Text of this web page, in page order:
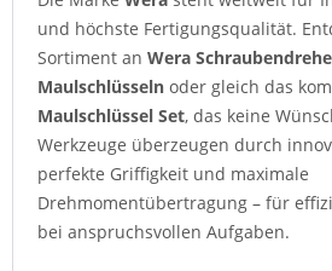
und höchste Fertigungsqualität.
Sortiment an Wera
Maulschlüsseln oder gleich das
Maulschlüssel Set, das keine
Werkzeuge überzeugen durch
perfekte Griffigkeit und maximale
Drehmomentübertragung – für
bei anspruchsvollen Aufgaben.